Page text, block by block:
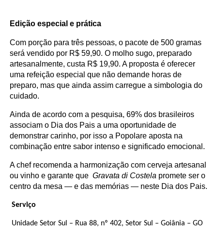
Edição especial e prática
Com porção para três pessoas, o pacote de 500 gramas
será vendido por R$ 59,90. O molho sugo, preparado
artesanalmente, custa R$ 19,90. A proposta é oferecer
uma refeição especial que não demande horas de
preparo, mas que ainda assim carregue a simbologia do
cuidado.
Ainda de acordo com a pesquisa, 69% dos brasileiros
associam o Dia dos Pais a uma oportunidade de
demonstrar carinho, por isso a Popolare aposta na
combinação entre sabor intenso e significado emocional.
A chef recomenda a harmonização com cerveja artesanal
ou vinho e garante que Gravata di Costela promete ser o
centro da mesa — e das memórias — neste Dia dos Pais.
Serviço
Unidade Setor Sul – Rua 88, nº 402, Setor Sul – Goiânia – GO